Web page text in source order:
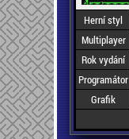
Herní styl
Multiplayer
Rok vydání
Programátor
Grafik